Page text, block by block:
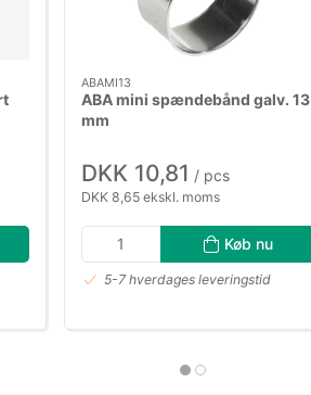
ABAMI13
ABA mini spændebånd galv. 13
mm
DKK 10,81 / pcs
DKK 8,65 ekskl. moms
Køb nu
5-7 hverdages leveringstid